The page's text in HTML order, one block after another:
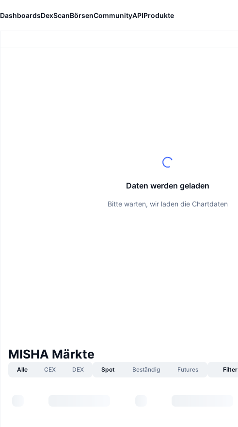
DashboardsDexScanBörsenCommunityAPIProdukte
Daten werden geladen
Bitte warten, wir laden die Chartdaten
MISHA Märkte
Alle CEX DEX Spot Beständig Futures Filter